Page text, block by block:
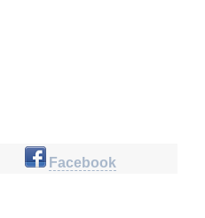
Facebook